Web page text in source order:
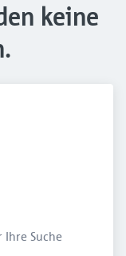
keine
Ihre Suche